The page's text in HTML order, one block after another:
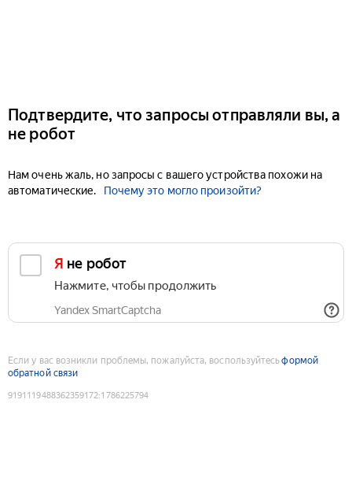
Подтвердите, что запросы отправляли вы, а
не робот
Нам очень жаль, но запросы с вашего устройства похожи на
автоматические.
Почему это могло произойти?
Я не робот
Нажмите, чтобы продолжить
Yandex SmartCaptcha
Если у вас возникли проблемы, пожалуйста, воспользуйтесьформой
обратной связи
9191119488362359172:1786225794